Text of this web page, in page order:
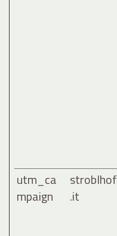
utm_ca
mpaign
stroblhof
.it